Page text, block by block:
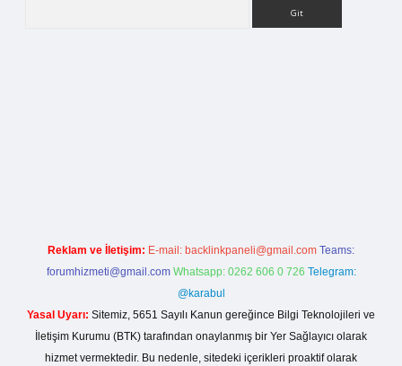
Reklam ve İletişim: E-mail: backlinkpaneli@gmail.com Teams:
forumhizmeti@gmail.com Whatsapp: 0262 606 0 726 Telegram:
@karabul
Yasal Uyarı: Sitemiz, 5651 Sayılı Kanun gereğince Bilgi Teknolojileri ve
İletişim Kurumu (BTK) tarafından onaylanmış bir Yer Sağlayıcı olarak
hizmet vermektedir. Bu nedenle, sitedeki içerikleri proaktif olarak